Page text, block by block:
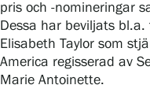
Serlachius Art & Sauna
Hållbarhet hos
pris och -nomineringar
Dessa har beviljats
Elisabeth Taylor som
America regisserad av
Marie Antoinette.